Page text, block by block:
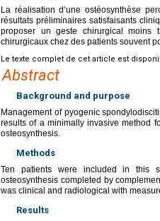
La réalisation d’une ostéosynthèse
résultats préliminaires satisfaisants
proposer un geste chirurgical
chirurgicaux chez des patients souvent
Le texte complet de cet article est
Abstract
Background and purpose
Management of pyogenic
results of a minimally invasive method
osteosynthesis.
Methods
Ten patients were included in this
osteosynthesis completed by
was clinical and radiological with
Results